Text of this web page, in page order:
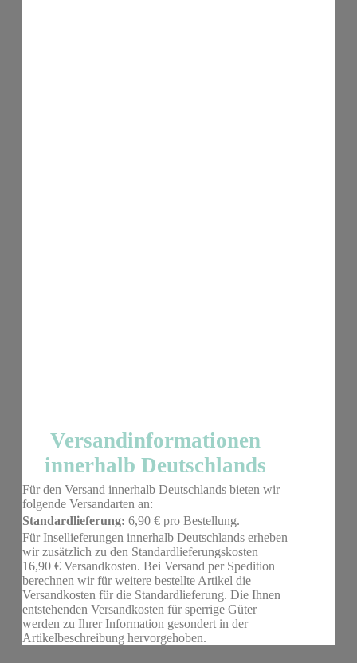
Versandinformationen
innerhalb Deutschlands
Für den Versand innerhalb Deutschlands bieten wir
folgende Versandarten an:
Standardlieferung: 6,90 € pro Bestellung.
Für Insellieferungen innerhalb Deutschlands erheben
wir zusätzlich zu den Standardlieferungskosten
16,90 € Versandkosten. Bei Versand per Spedition
berechnen wir für weitere bestellte Artikel die
Versandkosten für die Standardlieferung. Die Ihnen
entstehenden Versandkosten für sperrige Güter
werden zu Ihrer Information gesondert in der
Artikelbeschreibung hervorgehoben.